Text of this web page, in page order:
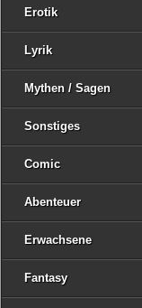
Erotik
Lyrik
Mythen / Sagen
Sonstiges
Comic
Abenteuer
Erwachsene
Fantasy